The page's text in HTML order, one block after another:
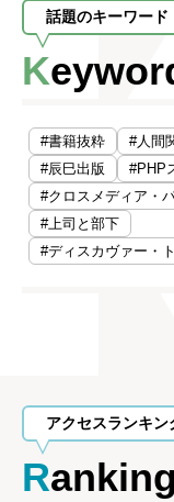
話題のキーワード
#書籍抜粋 #人間
#辰巳出版
#PHP
#クロスメディア・
#上司と部下
#ディスカヴァー・
アクセスランキン
Ranking